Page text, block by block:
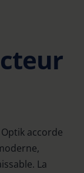
accorde
La